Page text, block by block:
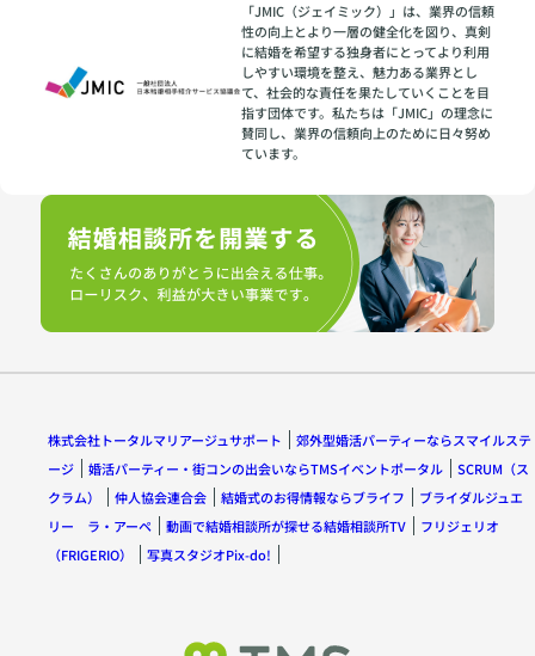
「JMIC（ジェイミック）」は、業界の信頼
性の向上とより一層の健全化を図り、真剣
に結婚を希望する独身者にとってより利用
しやすい環境を整え、魅力ある業界とし
て、社会的な責任を果たしていくことを目
指す団体です。私たちは「JMIC」の理念に
賛同し、業界の信頼向上のために日々努め
ています。
株式会社トータルマリアージュサポート
郊外型婚活パーティーならスマイルステ
ージ
婚活パーティー・街コンの出会いならTMSイベントポータル
SCRUM（ス
クラム）
仲人協会連合会 結婚式のお得情報ならブライフ
ブライダルジュエ
リー ラ・アーペ
動画で結婚相談所が探せる結婚相談所TV
フリジェリオ
（FRIGERIO）
写真スタジオPix-do!